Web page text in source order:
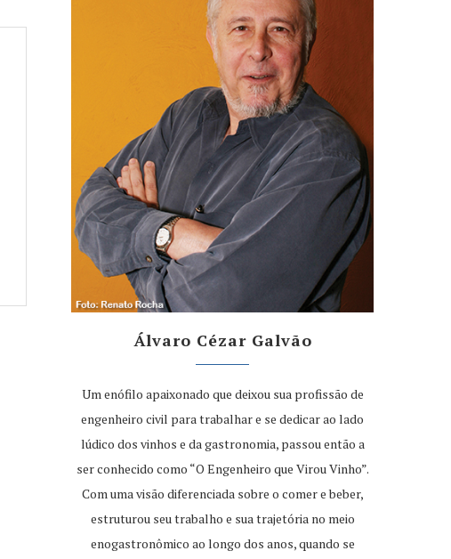
Álvaro Cézar Galvão
Um enófilo apaixonado que deixou sua profissão de
engenheiro civil para trabalhar e se dedicar ao lado
lúdico dos vinhos e da gastronomia, passou então a
ser conhecido como “O Engenheiro que Virou Vinho”.
Com uma visão diferenciada sobre o comer e beber,
estruturou seu trabalho e sua trajetória no meio
enogastronômico ao longo dos anos, quando se